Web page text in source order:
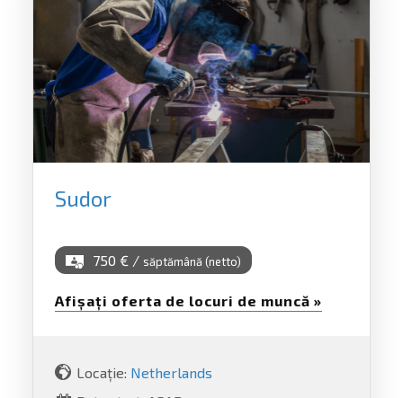
Sudor
750 € / săptămână (netto)
Afișați oferta de locuri de muncă »
Locație: Netherlands